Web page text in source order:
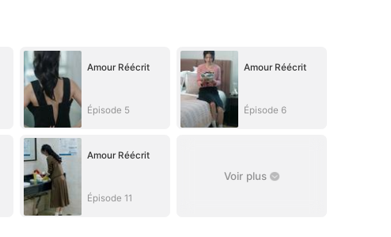
Amour Réécrit
Épisode 5
Amour Réécrit
Épisode 6
Amour Réécrit
Épisode 11
Voir plus